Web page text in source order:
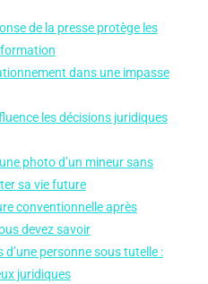
de la presse protège les
dans une impasse
les décisions juridiques
photo d’un mineur sans
sa vie future
conventionnelle après
devez savoir
d’une personne sous tutelle :
juridiques